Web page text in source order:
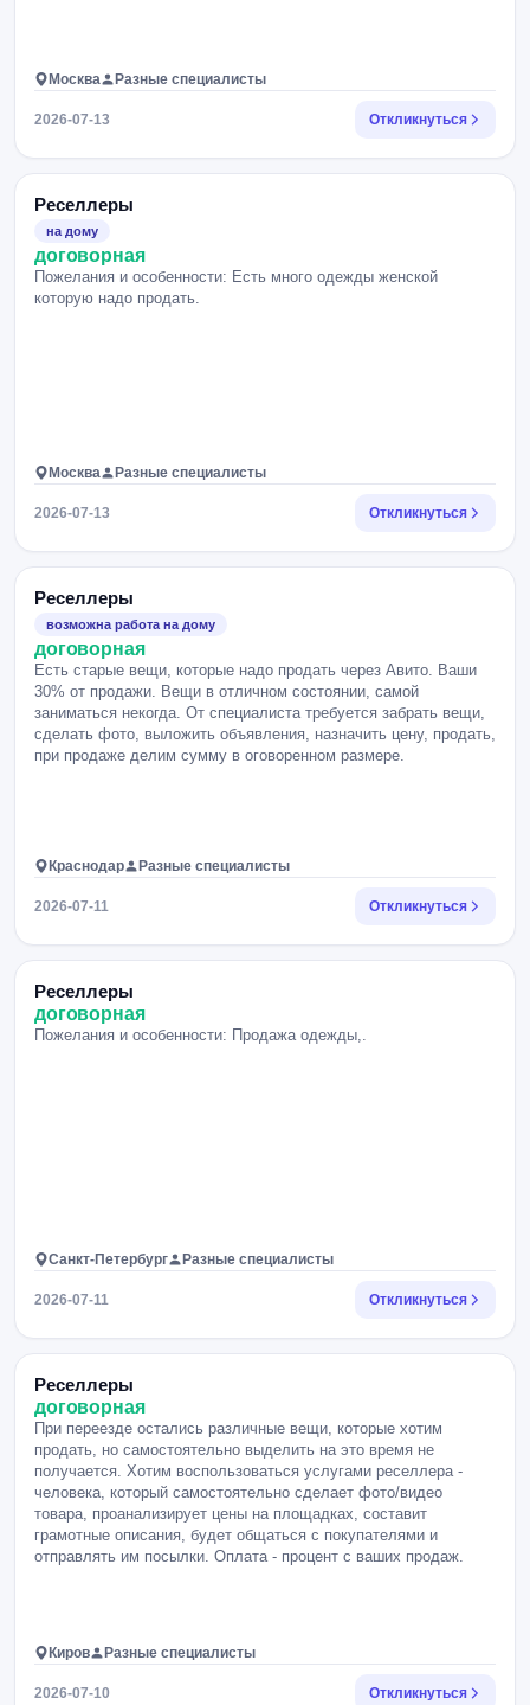
Москва Разные специалисты
2026-07-13 Откликнуться
Реселлеры
на дому
договорная
Пожелания и особенности: Есть много одежды женской
которую надо продать.
Москва Разные специалисты
2026-07-13 Откликнуться
Реселлеры
возможна работа на дому
договорная
Есть старые вещи, которые надо продать через Авито. Ваши
30% от продажи. Вещи в отличном состоянии, самой
заниматься некогда. От специалиста требуется забрать вещи,
сделать фото, выложить объявления, назначить цену, продать,
при продаже делим сумму в оговоренном размере.
Краснодар Разные специалисты
2026-07-11 Откликнуться
Реселлеры
договорная
Пожелания и особенности: Продажа одежды,.
Санкт-Петербург Разные специалисты
2026-07-11 Откликнуться
Реселлеры
договорная
При переезде остались различные вещи, которые хотим
продать, но самостоятельно выделить на это время не
получается. Хотим воспользоваться услугами реселлера -
человека, который самостоятельно сделает фото/видео
товара, проанализирует цены на площадках, составит
грамотные описания, будет общаться с покупателями и
отправлять им посылки. Оплата - процент с ваших продаж.
Киров Разные специалисты
2026-07-10 Откликнуться